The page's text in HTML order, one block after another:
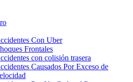
Con Uber
Frontales
con colisión trasera
Causados Por Exceso de